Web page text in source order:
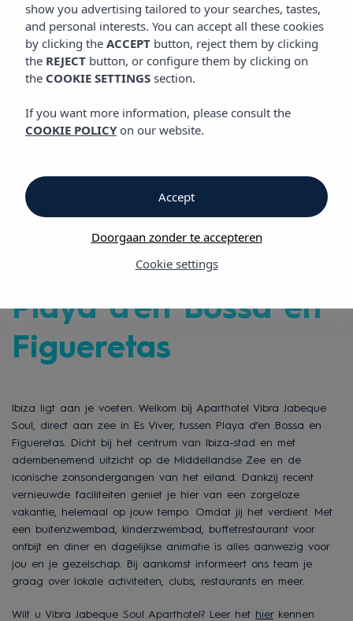
Vibra Jabeque Soul Aparthotel
Vibra Jabeque Soul
in Ibiza-stad,
schitterend uitzicht
op de zee, tussen
Playa d'en Bossa en
Figueretas
Ibiza ligt aan je voeten. Welkom bij Aparthotel Vibra Jabeque
Soul, direct aan zee in Es Viver, tussen Playa d’en Bossa en
Figueretas. Dicht bij het centrum van Ibiza-stad en met
adembenemend uitzicht op de Middellandse Zee en de
iconische zonsondergangen van het eiland. Dankzij recent
vernieuwde faciliteiten geniet je hier van een zorgeloze
vakantie, helemaal op jouw tempo. Omdat jij het verdient. Met
een buitenzwembad, kinderzwembad, buffetrestaurant voor
ontbijt en diner en dagelijkse animatie is alles aanwezig voor
jou en je gezelschap. Bij aankomst informeert ons team je
graag over lokale activiteiten, clubs, restaurants en meer.
Wilt u Vibra Jabeque Soul Aparthotel? Leer het hierkennen
show you advertising tailored to your searches, tastes,
and personal interests. You can accept all these cookies
by clicking the ACCEPT button, reject them by clicking
the REJECT button, or configure them by clicking on
the COOKIE SETTINGS section.
If you want more information, please consult the
COOKIE POLICY on our website.
Cookie settings
Doorgaan zonder te accepteren
Accept